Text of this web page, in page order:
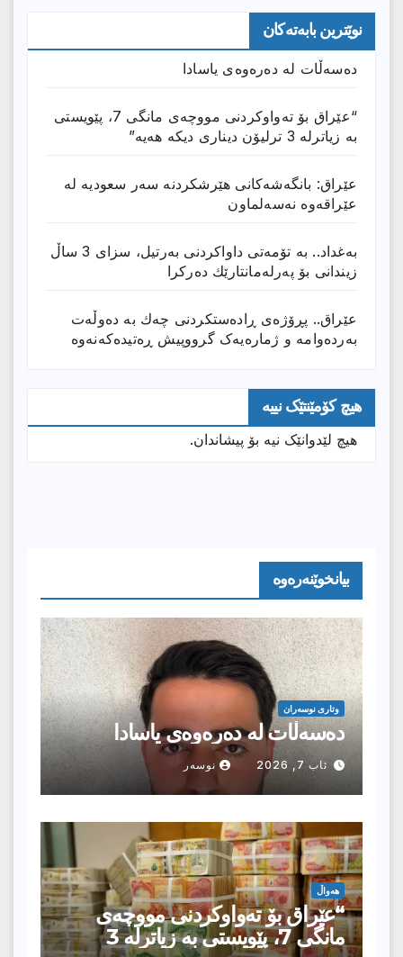
نوێترین بابەتەکان
دەسەڵات لە دەرەوەی یاسادا
“عێراق بۆ تەواوکردنی مووچەی مانگى 7، پێویستی
بە زیاترلە 3 ترلیۆن دیناری دیکە هەیە”
عێراق: بانگەشەكانی هێرشكردنە سەر سعودیە لە
عێراقەوە نەسەلماون
بەغداد.. بە تۆمەتی داواكردنی بەرتیل، سزای 3 ساڵ
زیندانی بۆ پەرلەمانتارێك دەركرا
عێراق.. پڕۆژەی ڕادەستكردنی چەك بە دەوڵەت
بەردەوامە و ژمارەیەک گرووپیش ڕەتیدەکەنەوە
هیچ کۆمێنتێک نییە
هیچ لێدوانێک نیە بۆ پیشاندان.
بیانخوێنەرەوە
وتارى نوسەران
دەسەڵات لە دەرەوەی یاسادا
ئاب 7, 2026 نوسەر
هەواڵ
“عێراق بۆ تەواوکردنی مووچەی
مانگى 7، پێویستی بە زیاترلە 3